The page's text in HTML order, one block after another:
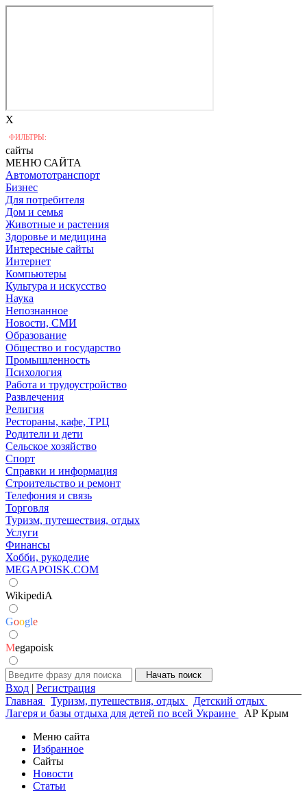
X
ФИЛЬТРЫ:
сайты
МЕНЮ САЙТА
Автомототранспорт
Бизнес
Для потребителя
Дом и семья
Животные и растения
Здоровье и медицина
Интересные сайты
Интернет
Компьютеры
Культура и искусство
Наука
Непознанное
Новости, СМИ
Образование
Общество и государство
Промышленность
Психология
Работа и трудоустройство
Развлечения
Религия
Рестораны, кафе, ТРЦ
Родители и дети
Сельское хозяйство
Спорт
Справки и информация
Строительство и ремонт
Телефония и связь
Торговля
Туризм, путешествия, отдых
Услуги
Финансы
Хобби, рукоделие
MEGAPOISK.COM
WikipediA
Google
Megapoisk
Вход | Регистрация
Главная
Туризм, путешествия, отдых
Детский отдых
Лагеря и базы отдыха для детей по всей Украине
АР Крым
Меню сайта
Избранное
Сайты
Новости
Статьи